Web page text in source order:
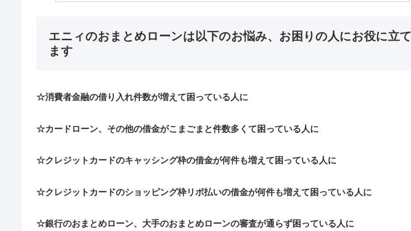
エニィのおまとめローンは以下のお悩み、お困りの人にお役に立て
ます
☆消費者金融の借り入れ件数が増えて困っている人に
☆カードローン、その他の借金がこまごまと件数多くて困っている人に
☆クレジットカードのキャッシング枠の借金が何件も増えて困っている人に
☆クレジットカードのショッピング枠リボ払いの借金が何件も増えて困っている人に
☆銀行のおまとめローン、大手のおまとめローンの審査が通らず困っている人に